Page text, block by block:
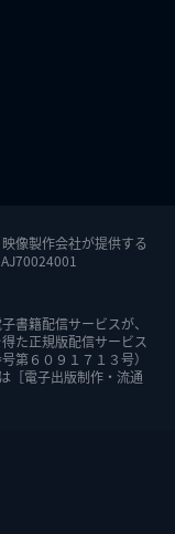
像製作会社が提供する
書籍配信サービスが、
た正規版配信サービス
第６０９１７１３号）
［電子出版制作・流通